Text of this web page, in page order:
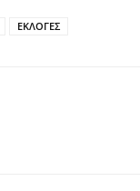
ΕΚΛΟΓΕΣ